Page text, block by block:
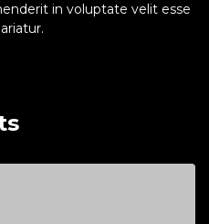
in voluptate velit esse